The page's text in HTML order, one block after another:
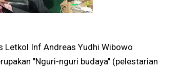
Letkol Inf Andreas Yudhi Wibowo
"Nguri-nguri budaya" (pelestarian